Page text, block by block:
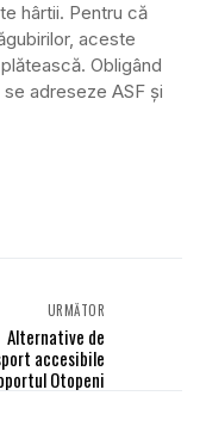
hârtii. Pentru că
aceste
Obligând
adreseze ASF și
URMĂTOR
Alternative de
accesibile
Otopeni